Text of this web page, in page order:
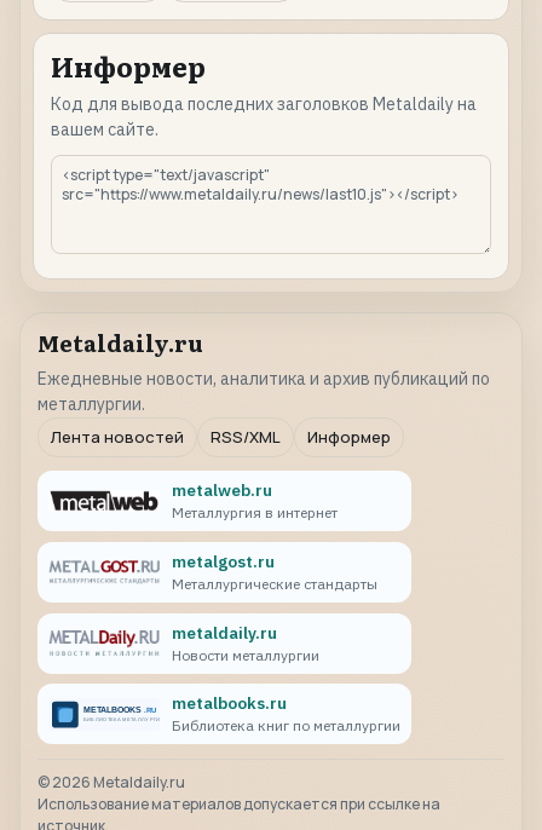
Информер
Код для вывода последних заголовков Metaldaily на
вашем сайте.
Metaldaily.ru
Ежедневные новости, аналитика и архив публикаций по
металлургии.
Лента новостей
RSS/XML Информер
metalweb.ru
Металлургия в интернет
metalgost.ru
Металлургические стандарты
metaldaily.ru
Новости металлургии
metalbooks.ru
Библиотека книг по металлургии
©2026 Metaldaily.ru
Использование материалов допускается при ссылке на